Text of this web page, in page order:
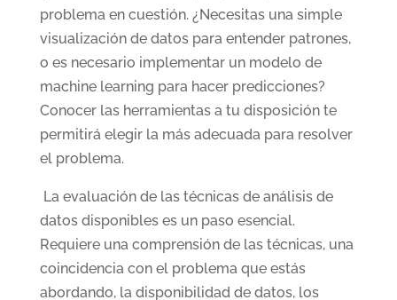
problema en cuestión. ¿Necesitas una simple
visualización de datos para entender patrones,
o es necesario implementar un modelo de
machine learning para hacer predicciones?
Conocer las herramientas a tu disposición te
permitirá elegir la más adecuada para resolver
el problema.
La evaluación de las técnicas de análisis de
datos disponibles es un paso esencial.
Requiere una comprensión de las técnicas, una
coincidencia con el problema que estás
abordando, la disponibilidad de datos, los